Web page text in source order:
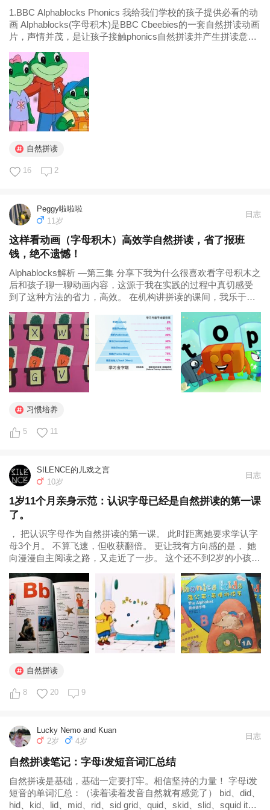
1.BBC Alphablocks Phonics 我给我们学校的孩子提供必看的动
画 Alphablocks(字母积木)是BBC Cbeebies的一套自然拼读动画
片，声情并茂，是让孩子接触phonics自然拼读并产生拼读意识
8集...
自然拼读
16 2
Peggy啦啦啦
11岁
日志
这样看动画（字母积木）高效学自然拼读，省了报班
钱，绝不遗憾！
Alphablocks解析 —第三集 分享下我为什么很喜欢看字母积木之
后和孩子聊一聊动画内容，这源于我在实践的过程中真切感受
到了这种方法的省力，高效。 在机构讲拼读的课间，我乐于给
习惯培养
5 11
SILENCE的儿戏之言
10岁
日志
1岁11个月亲身示范：认识字母已经是自然拼读的第一课
了。
， 把认识字母作为自然拼读的第一课。 此时距离她要求学认字
母3个月。 不算飞速，但收获翻倍。 更让我有方向感的是， 她
向漫漫自主阅读之路，又走近了一步。 这个还不到2岁的小孩儿
自己拼读、听懂， 然后哈哈大笑，享受自己读书的乐趣吧...
自然拼读
8 20 9
Lucky Nemo and Kuan
2岁
4岁
日志
自然拼读笔记：字母i发短音词汇总结
自然拼读是基础，基础一定要打牢。相信坚持的力量！ 字母i发
短音的单词汇总：（读着读着发音自然就有感觉了） bid、did、
hid、kid、lid、mid、rid、sid grid、quid、skid、slid、squid it、